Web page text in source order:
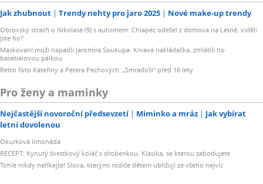
Jak zhubnout Trendy nehty pro jaro 2025 Nové make-up trendy
Obrovský strach o Nikolase (9) s autismem: Chlapec odešel z domova na Letné, viděli
jste ho?
Maskovaní muži napadli Jaromíra Soukupa: Krvavá nakládačka, zmlátili ho
basebalovou pálkou
Retro foto Kateřiny a Petera Pechových: „Smraďoši“ před 16 lety
Pro ženy a maminky
Nejčastější novoroční předsevzetí Miminko a mráz
Jak vybírat
letní dovolenou
Okurková limonáda
RECEPT: Kynutý švestkový koláč s drobenkou. Klasika, se kterou zabodujete
Tohle nikdy neříkejte! Slova, kterými rodiče dětem ubližují ze všeho nejvíc